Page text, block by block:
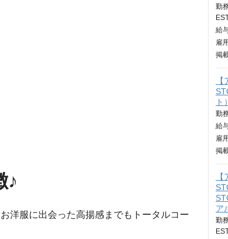
♪
洋服に出会った高揚感までもトータルコー
勤
給
雇
掲
ト）
勤
給
雇
掲
ア
勤